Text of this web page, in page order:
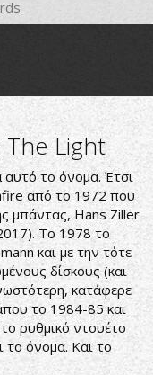
Light
αυτό το όνομα. Έτσι
από το 1972 που
μπάντας, Hans Ziller
Το 1978 το
και με την τότε
δίσκους (και
κατάφερε
το 1984-85 και
ρυθμικό ντουέτο
το όνομα. Και το